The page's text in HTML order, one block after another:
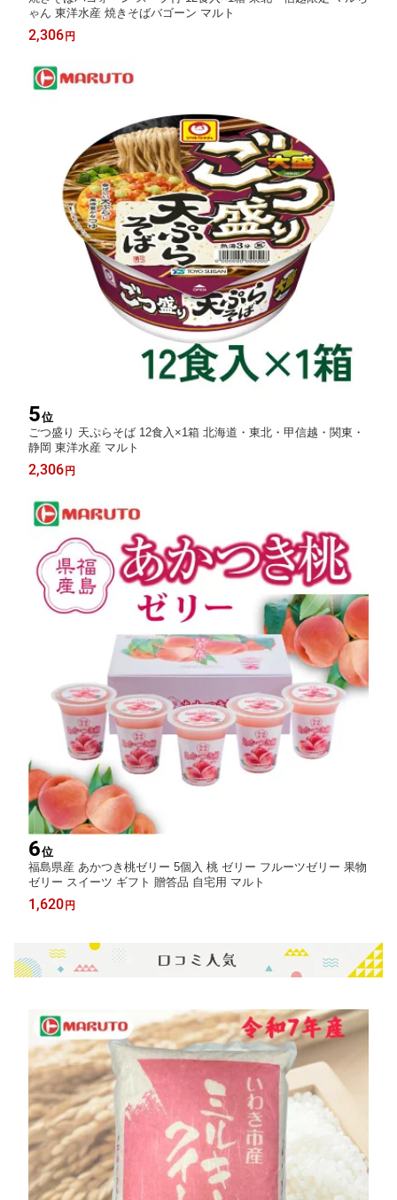
ゃん 東洋水産 焼きそばバゴーン マルト
2,306 円
5位
ごつ盛り 天ぷらそば 12食入×1箱 北海道・東北・甲信越・関東・
静岡 東洋水産 マルト
2,306 円
6位
福島県産 あかつき桃ゼリー 5個入 桃 ゼリー フルーツゼリー 果物
ゼリー スイーツ ギフト 贈答品 自宅用 マルト
1,620 円